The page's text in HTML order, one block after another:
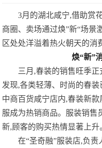
3月的湖北咸宁,借助赏
商圈、卖场通过焕”新“场景
区处处洋溢着热火朝天的消
焕“新”
三月,春装的销售旺季
发现,各类轻薄、时尚的春装
中商百货咸宁店内,春装新
服成为热销商品。服装销售
新,顾客的购买热情显著上升
在“圣奇融”服装店,负